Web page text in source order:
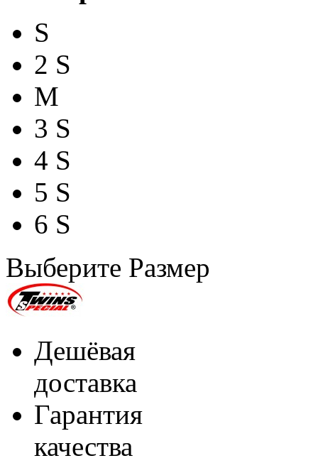
S
2 S
M
3 S
4 S
5 S
6 S
Выберите Размер
Дешёвая
доставка
Гарантия
качества